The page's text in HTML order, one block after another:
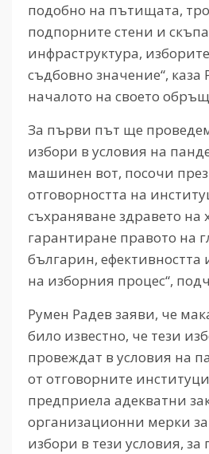
подобно на пътищата,
подпорните стени и
инфраструктура,
съдбовно значение“, каза
началото на своето
За първи път ще
избори в условия на
машинен вот, посочи
отговорността на
съхраняване здравето на
гарантиране правото на
българин, ефективността
на изборния процес“,
Румен Радев заяви, че
било известно, че тези
провеждат в условия на
от отговорните
предприела адекватни
организационни мерки за
избори в тези условия, за